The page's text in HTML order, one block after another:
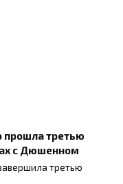
прошла третью
с Дюшенном
третью